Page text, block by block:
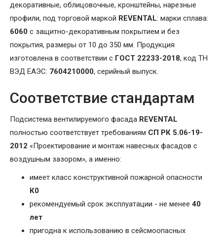
декоративные, облицовочные, кронштейны, нарезные
профили, под торговой маркой REVENTAL: марки сплава:
6060 с защитно-декоративным покрытием и без
покрытия, размеры от 10 до 350 мм. Продукция
изготовлена в соответствии с ГОСТ 22233-2018, код ТН
ВЭД ЕАЭС: 7604210000, серийный выпуск.
Соответствие стандартам
Подсистема вентилируемого фасада REVENTAL
полностью соответствует требованиям СП РК 5.06-19-
2012 «Проектирование и монтаж навесных фасадов с
воздушным зазором», а именно:
имеет класс конструктивной пожарной опасности
К0
рекомендуемый срок эксплуатации - не менее 40
лет
пригодна к использованию в сейсмоопасных